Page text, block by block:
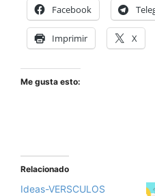
Facebook
Imprimir X
Me gusta esto:
Relacionado
Ideas-VERSCULOS